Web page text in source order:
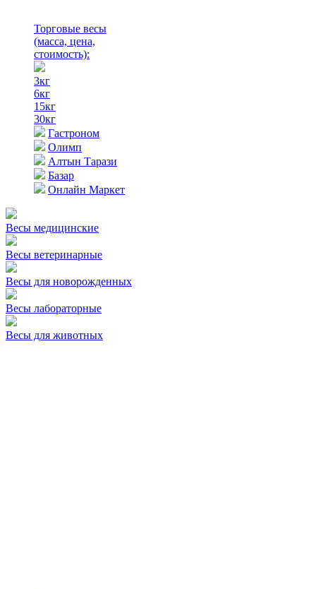
Торговые весы
(масса, цена,
стоимость):
3кг
6кг
15кг
30кг
Гастроном
Олимп
Алтын Тарази
Базар
Онлайн Маркет
Весы медицинские
Весы ветеринарные
Весы для новорожденных
Весы лабораторные
Весы для животных